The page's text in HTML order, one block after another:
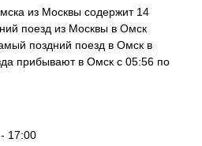
из Москвы содержит 14
поезд из Москвы в Омск
поздний поезд в Омск в
прибывают в Омск с 05:56 по
17:00